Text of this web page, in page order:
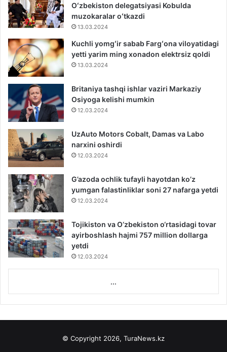
Oʻzbekiston delegatsiyasi Kobulda
muzokaralar oʻtkazdi
13.03.2024
Kuchli yomgʻir sabab Fargʻona viloyatidagi
yetti yarim ming xonadon elektrsiz qoldi
13.03.2024
Britaniya tashqi ishlar vaziri Markaziy
Osiyoga kelishi mumkin
12.03.2024
UzAuto Motors Cobalt, Damas va Labo
narxini oshirdi
12.03.2024
G’azoda ochlik tufayli hayotdan ko’z
yumgan falastinliklar soni 27 nafarga yetdi
12.03.2024
Tojikiston va O‘zbekiston o‘rtasidagi tovar
ayirboshlash hajmi 757 million dollarga
yetdi
12.03.2024
...
© Copyright 2026, TuraNews.kz